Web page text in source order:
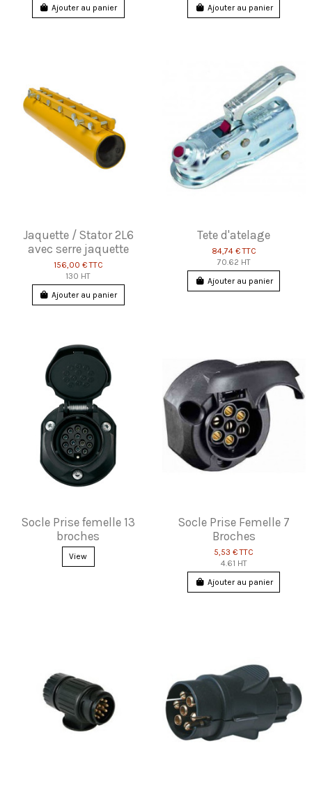
Ajouter au panier
Ajouter au panier
Jaquette / Stator 2L6
avec serre jaquette
156,00 €TTC
130 HT
Ajouter au panier
Tete d'atelage
84,74 €TTC
70.62 HT
Ajouter au panier
Socle Prise femelle 13
broches
View
Socle Prise Femelle 7
Broches
5,53 €TTC
4.61 HT
Ajouter au panier